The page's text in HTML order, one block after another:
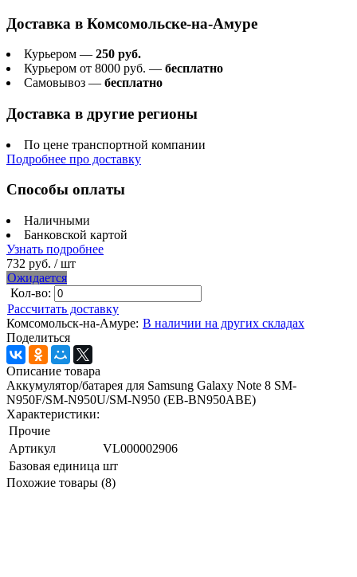
Доставка в Комсомольске-на-Амуре
Курьером — 250 руб.
Курьером от 8000 руб. — бесплатно
Самовывоз — бесплатно
Доставка в другие регионы
По цене транспортной компании
Подробнее про доставку
Способы оплаты
Наличными
Банковской картой
Узнать подробнее
732 руб. / шт
Ожидается
Кол-во:
Рассчитать доставку
Комсомольск-на-Амуре: В наличии на других складах
Поделиться
Описание товара
Аккумулятор/батарея для Samsung Galaxy Note 8 SM-
N950F/SM-N950U/SM-N950 (EB-BN950ABE)
Характеристики:
Прочие
Артикул
VL000002906
Базовая единица шт
Похожие товары (8)